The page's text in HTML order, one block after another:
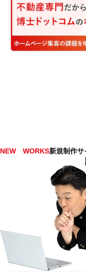
NEW WORKS新規制作サ